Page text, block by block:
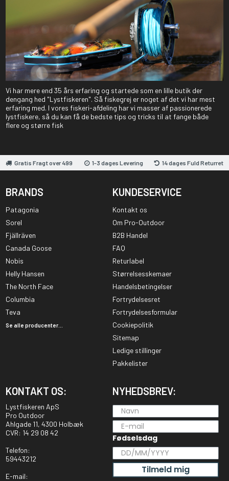
Vi har mere end 35 års erfaring og startede som en lille butik der
dengang hed "Lystfiskeren". Så fiskegrej er noget af det vi har mest
erfaring med. I vores fiskeri-afdeling har vi masser af passionerede
lystfiskere, så du kan få de bedste tips og tricks til at fange både
flere og større fisk
Gratis Fragt over 499 1-3 dages Levering 14 dages Fuld Returret
BRANDS
Patagonia
Sorel
Fjällräven
Canada Goose
Nobis
Helly Hansen
The North Face
Columbia
Teva
Se alle producenter...
KUNDESERVICE
Kontakt os
Om Pro-Outdoor
B2B Handel
FAQ
Returlabel
Størrelsesskemaer
Handelsbetingelser
Fortrydelsesret
Fortrydelsesformular
Cookiepolitik
Sitemap
Ledige stillinger
Pakkelister
KONTAKT OS:
Lystfiskeren ApS
Pro Outdoor
Ahlgade 11, 4300 Holbæk
CVR: 14 29 08 42
Telefon:
59443212
E-mail:
NYHEDSBREV:
Fødselsdag
Tilmeld mig